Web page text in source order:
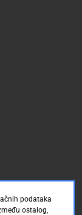
podataka
ostalog,